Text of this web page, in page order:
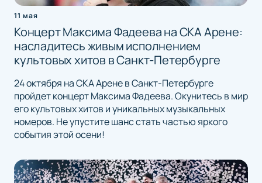
11 мая
Концерт Максима Фадеева на СКА Арене:
насладитесь живым исполнением
культовых хитов в Санкт-Петербурге
24 октября на СКА Арене в Санкт-Петербурге
пройдет концерт Максима Фадеева. Окунитесь в мир
его культовых хитов и уникальных музыкальных
номеров. Не упустите шанс стать частью яркого
события этой осени!